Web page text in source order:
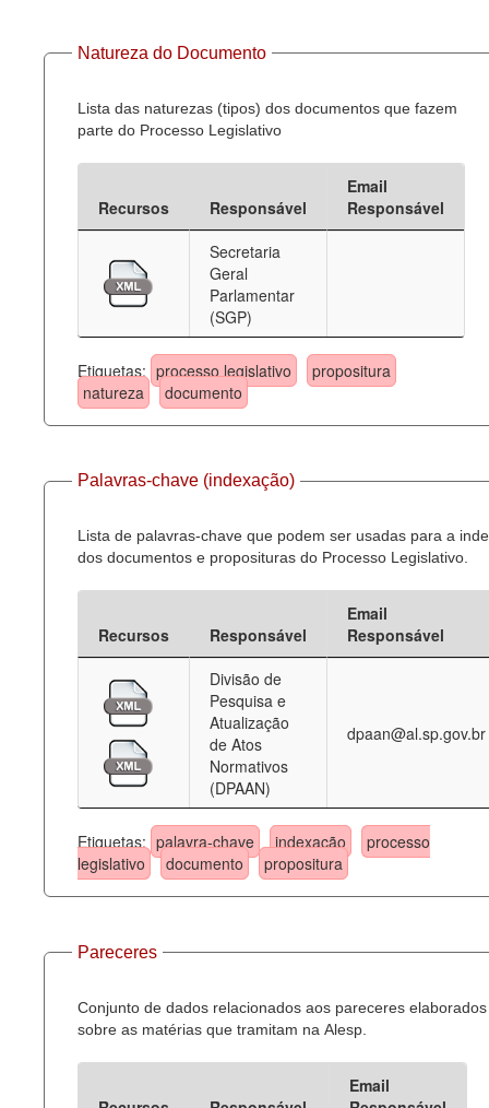
Natureza do Documento
Lista das naturezas (tipos) dos documentos que fazem
parte do Processo Legislativo
Recursos Responsável
Email
Responsável
Secretaria
Geral
Parlamentar
(SGP)
Etiquetas: processo legislativo
propositura
natureza
documento
Palavras-chave (indexação)
Lista de palavras-chave que podem ser usadas para a
dos documentos e proposituras do Processo Legislativo.
Recursos Responsável
Email
Responsável
Divisão de
Pesquisa e
Atualização
de Atos
Normativos
(DPAAN)
dpaan@al.sp.gov.br
Etiquetas: palavra-chave indexação
processo
legislativo
documento propositura
Pareceres
Conjunto de dados relacionados aos pareceres elaborados
sobre as matérias que tramitam na Alesp.
Email